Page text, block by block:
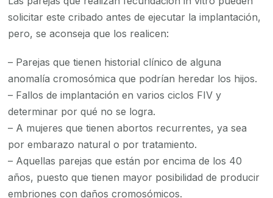
solicitar este cribado antes de ejecutar la implantación,
pero, se aconseja que los realicen:
– Parejas que tienen historial clínico de alguna
anomalía cromosómica que podrían heredar los hijos.
– Fallos de implantación en varios ciclos FIV y
determinar por qué no se logra.
– A mujeres que tienen abortos recurrentes, ya sea
por embarazo natural o por tratamiento.
– Aquellas parejas que están por encima de los 40
años, puesto que tienen mayor posibilidad de producir
embriones con daños cromosómicos.